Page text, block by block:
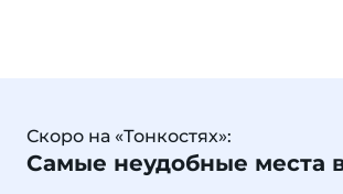
Скоро на «Тонкостях»:
Самые неудобные места